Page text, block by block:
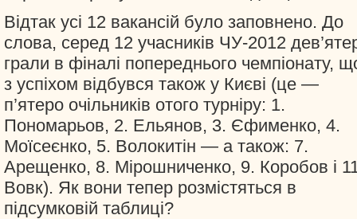
Відтак усі 12 вакансій було заповнено. До
слова, серед 12 учасників ЧУ-2012
грали в фіналі попереднього чемпіонату,
з успіхом відбувся також у Києві (це —
п’ятеро очільників отого турніру: 1.
Пономарьов, 2. Ельянов, 3. Єфименко, 4.
Моїсеєнко, 5. Волокитін — а також: 7.
Арещенко, 8. Мірошниченко, 9. Коробов і
Вовк). Як вони тепер розмістяться в
підсумковій таблиці?